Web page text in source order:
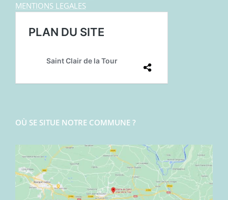
MENTIONS LEGALES
OÙ SE SITUE NOTRE COMMUNE ?